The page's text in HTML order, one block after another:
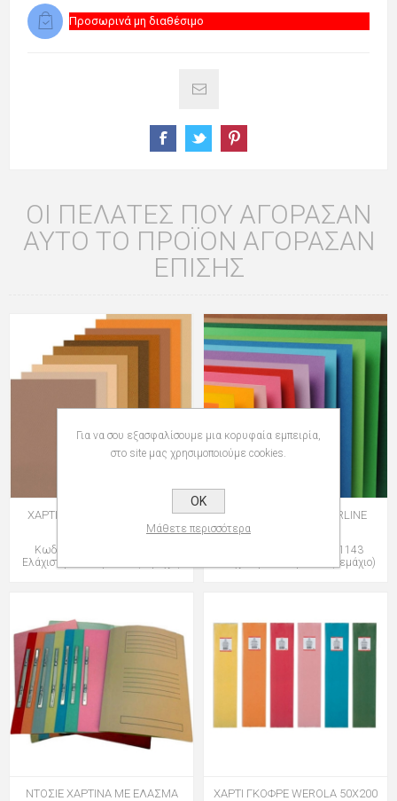
Προσωρινά μη διαθέσιμο
ΟΙ ΠΕΛΆΤΕΣ ΠΟΥ ΑΓΌΡΑΣΑΝ
ΑΥΤΌ ΤΟ ΠΡΟΪΌΝ ΑΓΌΡΑΣΑΝ
ΕΠΊΣΗΣ
ΧΑΡΤΙ CANSON Mi-Teintes Α4
Κωδικός: group-105320335
Ελάχιστη Ποσότητα: 50 (Τεμάχιο)
ΧΑΡΤΙ CANSON COLORLINE
Κωδικός: group-105741143
Ελάχιστη Ποσότητα: 25 (Τεμάχιο)
ΝΤΟΣΙΕ ΧΑΡΤΙΝΑ ΜΕ ΕΛΑΣΜΑ
ΧΑΡΤΙ ΓΚΟΦΡΕ WEROLA 50X200
Για να σου εξασφαλίσουμε μια κορυφαία εμπειρία,
στο site μας χρησιμοποιούμε cookies.
OK
Μάθετε περισσότερα